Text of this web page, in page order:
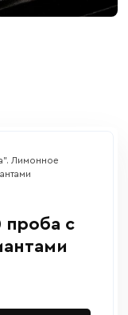
Лимонное
проба с